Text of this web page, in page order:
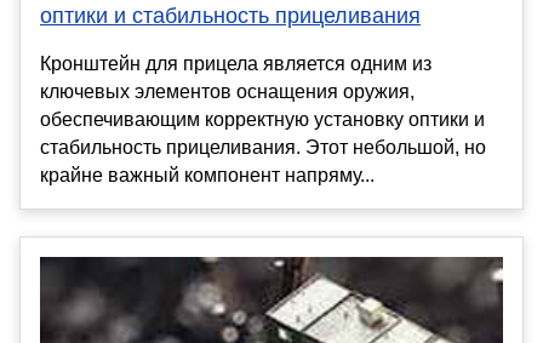
оптики и стабильность прицеливания
Кронштейн для прицела является одним из
ключевых элементов оснащения оружия,
обеспечивающим корректную установку оптики и
стабильность прицеливания. Этот небольшой, но
крайне важный компонент напряму...